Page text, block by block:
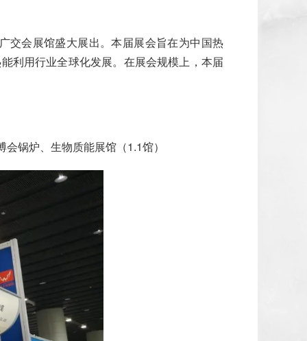
交会展馆盛大展出。本届展会旨在为中国热
利用行业全球化发展。在展会规模上，本届
锅炉、生物质能展馆（1.1馆）